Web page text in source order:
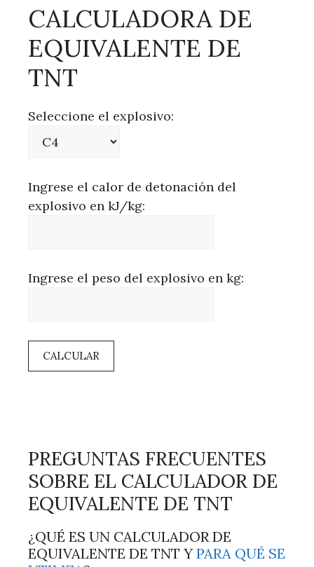
CALCULADORA DE
EQUIVALENTE DE
TNT
Seleccione el explosivo:
Ingrese el calor de detonación del
explosivo en kJ/kg:
Ingrese el peso del explosivo en kg:
CALCULAR
PREGUNTAS FRECUENTES
SOBRE EL CALCULADOR DE
EQUIVALENTE DE TNT
¿QUÉ ES UN CALCULADOR DE
EQUIVALENTE DE TNT YPARA QUÉ SE